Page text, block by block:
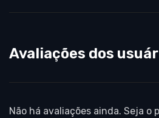
Avaliações dos
Não há avaliações ainda. Seja o